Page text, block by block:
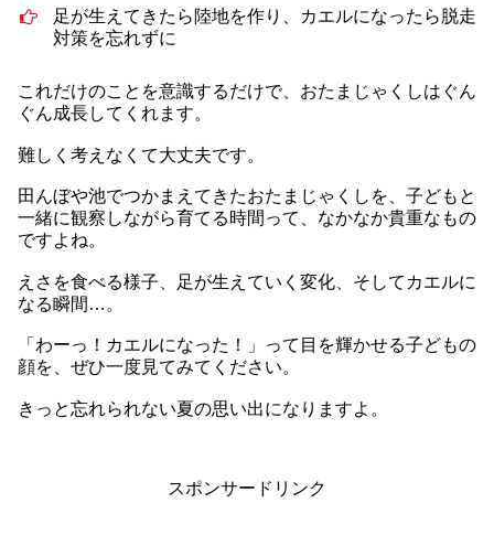
足が生えてきたら陸地を作り、カエルになったら脱走
対策を忘れずに
これだけのことを意識するだけで、おたまじゃくしはぐん
ぐん成長してくれます。
難しく考えなくて大丈夫です。
田んぼや池でつかまえてきたおたまじゃくしを、子どもと
一緒に観察しながら育てる時間って、なかなか貴重なもの
ですよね。
えさを食べる様子、足が生えていく変化、そしてカエルに
なる瞬間…。
「わーっ！カエルになった！」って目を輝かせる子どもの
顔を、ぜひ一度見てみてください。
きっと忘れられない夏の思い出になりますよ。
スポンサードリンク